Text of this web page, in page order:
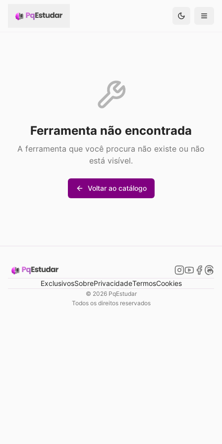
Ferramenta não encontrada
A ferramenta que você procura não existe ou não
está visível.
Voltar ao catálogo
ExclusivosSobrePrivacidadeTermosCookies
© 2026PqEstudar
Todos os direitos reservados